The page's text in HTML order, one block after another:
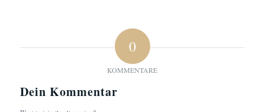
0
KOMMENTARE
Dein Kommentar